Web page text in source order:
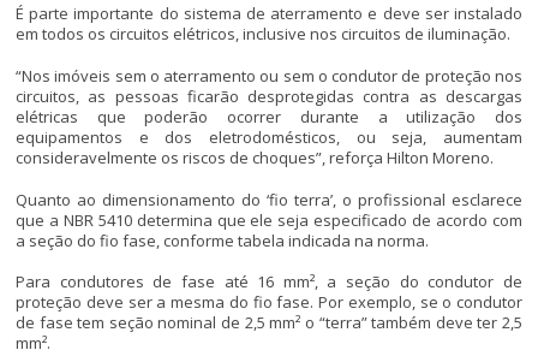
É parte importante do sistema de aterramento e deve ser instalado
em todos os circuitos elétricos, inclusive nos circuitos de iluminação.
“Nos imóveis sem o aterramento ou sem o condutor de proteção nos
circuitos, as pessoas ficarão desprotegidas contra as descargas
elétricas que poderão ocorrer durante a utilização dos
equipamentos e dos eletrodomésticos, ou seja, aumentam
consideravelmente os riscos de choques”, reforça Hilton Moreno.
Quanto ao dimensionamento do ‘fio terra’, o profissional esclarece
que a NBR 5410 determina que ele seja especificado de acordo com
a seção do fio fase, conforme tabela indicada na norma.
Para condutores de fase até 16 mm², a seção do condutor de
proteção deve ser a mesma do fio fase. Por exemplo, se o condutor
de fase tem seção nominal de 2,5 mm² o “terra” também deve ter 2,5
mm².